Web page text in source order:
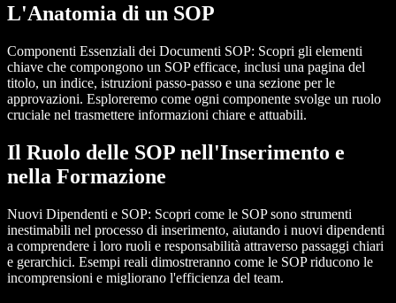
L'Anatomia di un SOP
Componenti Essenziali dei Documenti SOP: Scopri gli elementi
chiave che compongono un SOP efficace, inclusi una pagina del
titolo, un indice, istruzioni passo-passo e una sezione per le
approvazioni. Esploreremo come ogni componente svolge un ruolo
cruciale nel trasmettere informazioni chiare e attuabili.
Il Ruolo delle SOP nell'Inserimento e
nella Formazione
Nuovi Dipendenti e SOP: Scopri come le SOP sono strumenti
inestimabili nel processo di inserimento, aiutando i nuovi dipendenti
a comprendere i loro ruoli e responsabilità attraverso passaggi chiari
e gerarchici. Esempi reali dimostreranno come le SOP riducono le
incomprensioni e migliorano l'efficienza del team.